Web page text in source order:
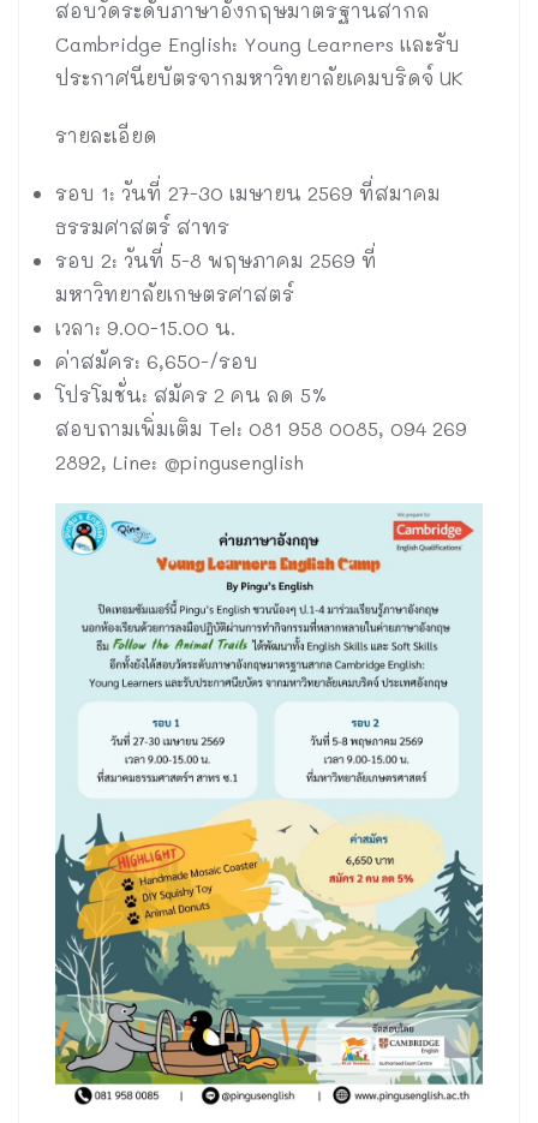
สอบวัดระดับภาษาอังกฤษมาตรฐานสากล
Cambridge English: Young Learners และรับ
ประกาศนียบัตรจากมหาวิทยาลัยเคมบริดจ์ UK
รายละเอียด
รอบ 1: วันที่ 27-30 เมษายน 2569 ที่สมาคม
ธรรมศาสตร์ สาทร
รอบ 2: วันที่ 5-8 พฤษภาคม 2569 ที่
มหาวิทยาลัยเกษตรศาสตร์
เวลา: 9.00-15.00 น.
ค่าสมัคร: 6,650-/รอบ
โปรโมชั่น: สมัคร 2 คน ลด 5%
สอบถามเพิ่มเติม Tel: 081 958 0085, 094 269
2892, Line: @pingusenglish